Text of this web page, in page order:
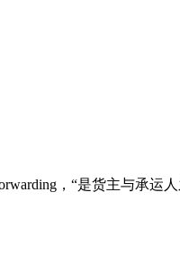
，“是货主与承